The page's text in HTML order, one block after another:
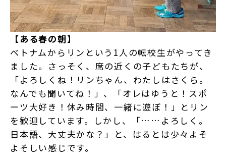
【ある春の朝】
ベトナムからリンという1人の転校生がやってき
ました。さっそく、席の近くの子どもたちが、
「よろしくね！リンちゃん、わたしはさくら。
なんでも聞いてね！」、「オレはゆうと！スポ
ーツ大好き！休み時間、一緒に遊ぼ！」とリン
を歓迎しています。しかし、「……よろしく。
日本語、大丈夫かな？」と、はるとは少々よそ
よそしい感じです。